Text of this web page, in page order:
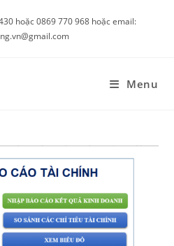
hoặc 0869 770 968 hoặc email:
Menu